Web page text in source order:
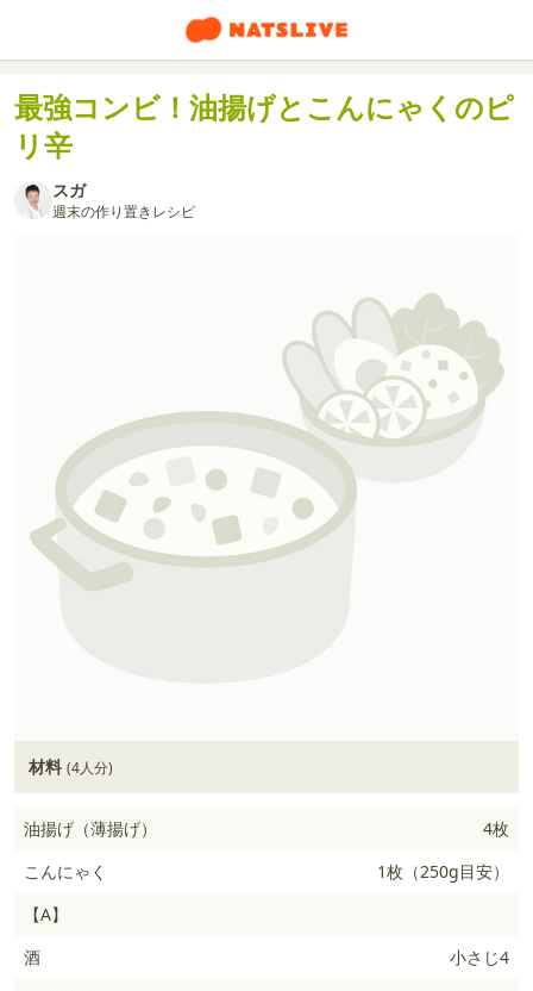
最強コンビ！油揚げとこんにゃくのピ
リ辛
スガ
週末の作り置きレシピ
材料 (4人分)
油揚げ（薄揚げ）
4枚
こんにゃく
1枚（250g目安）
【A】
酒
小さじ4